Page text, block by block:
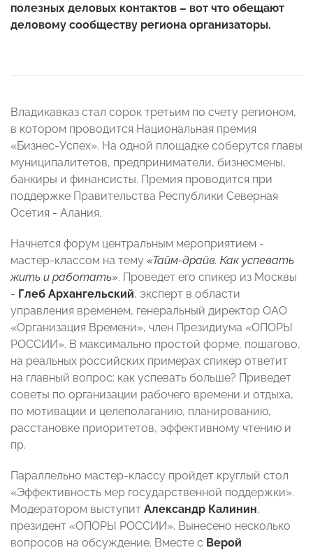
полезных деловых контактов – вот что обещают
деловому сообществу региона организаторы.
Владикавказ стал сорок третьим по счету регионом,
в котором проводится Национальная премия
«Бизнес-Успех». На одной площадке соберутся главы
муниципалитетов, предприниматели, бизнесмены,
банкиры и финансисты. Премия проводится при
поддержке Правительства Республики Северная
Осетия - Алания.
Начнется форум центральным мероприятием -
мастер-классом на тему «Тайм-драйв. Как успевать
жить и работать». Проведет его спикер из Москвы
- Глеб Архангельский, эксперт в области
управления временем, генеральный директор ОАО
«Организация Времени», член Президиума «ОПОРЫ
РОССИИ». В максимально простой форме, пошагово,
на реальных российских примерах спикер ответит
на главный вопрос: как успевать больше? Приведет
советы по организации рабочего времени и отдыха,
по мотивации и целеполаганию, планированию,
расстановке приоритетов, эффективному чтению и
пр.
Параллельно мастер-классу пройдет круглый стол
«Эффективность мер государственной поддержки».
Модератором выступит Александр Калинин,
президент «ОПОРЫ РОССИИ». Вынесено несколько
вопросов на обсуждение. Вместе с Верой